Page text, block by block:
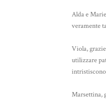
Alda e
veramente
Viola,
utilizzare
Marsettina,